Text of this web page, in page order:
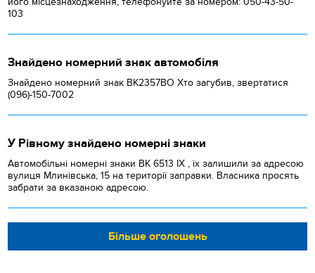
103
Знайдено номерний знак автомобіля
Знайдено номерний знак ВК2357ВО Хто загубив, звертатися
(096)-150-7002
У Рівному знайдено номерні знаки
Автомобільні номерні знаки BK 6513 IX , їх залишили за адресою
вулиця Млинівська, 15 на території заправки. Власника просять
забрати за вказаною адресою.
Більше оголошень